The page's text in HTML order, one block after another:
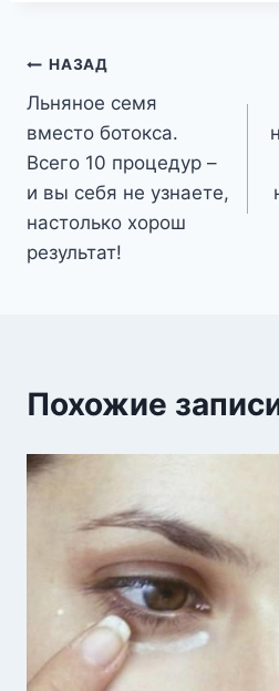
Навигация
по
записям
НАЗАД
Льняное семя
вместо ботокса.
Всего 10 процедур –
и вы себя не узнаете,
настолько хорош
результат!
Похожие